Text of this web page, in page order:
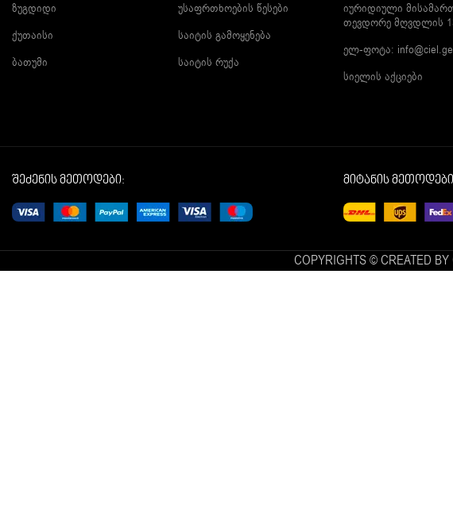
ზუგდიდი
ქუთაისი
ბათუმი
უსაფრთხოების წესები
საიტის გამოყენება
საიტის რუქა
იურიდიული
თევდორე მღვდლის
ელ-ფოტა: info@ciel.ge
სიელის აქციები
შეძენის მეთოდები: მიტანის
COPYRIGHTS © CREATED